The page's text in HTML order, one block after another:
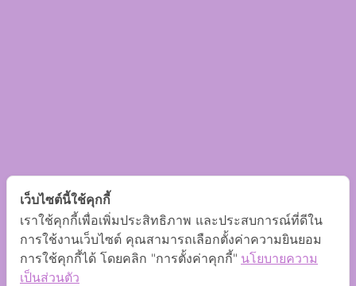
เว็บไซต์นี้ใช้คุกกี้
เราใช้คุกกี้เพื่อเพิ่มประสิทธิภาพ และประสบการณ์ที่ดีใน
การใช้งานเว็บไซต์ คุณสามารถเลือกตั้งค่าความยินยอม
การใช้คุกกี้ได้ โดยคลิก "การตั้งค่าคุกกี้" นโยบายความ
เป็นส่วนตัว